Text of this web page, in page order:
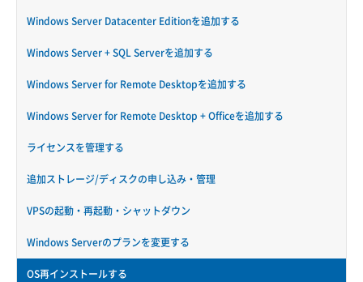
Windows Server Datacenter Editionを追加する
Windows Server + SQL Serverを追加する
Windows Server for Remote Desktopを追加する
Windows Server for Remote Desktop + Officeを追加する
ライセンスを管理する
追加ストレージ/ディスクの申し込み・管理
VPSの起動・再起動・シャットダウン
Windows Serverのプランを変更する
OS再インストールする